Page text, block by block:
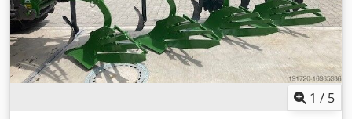
1 / 5